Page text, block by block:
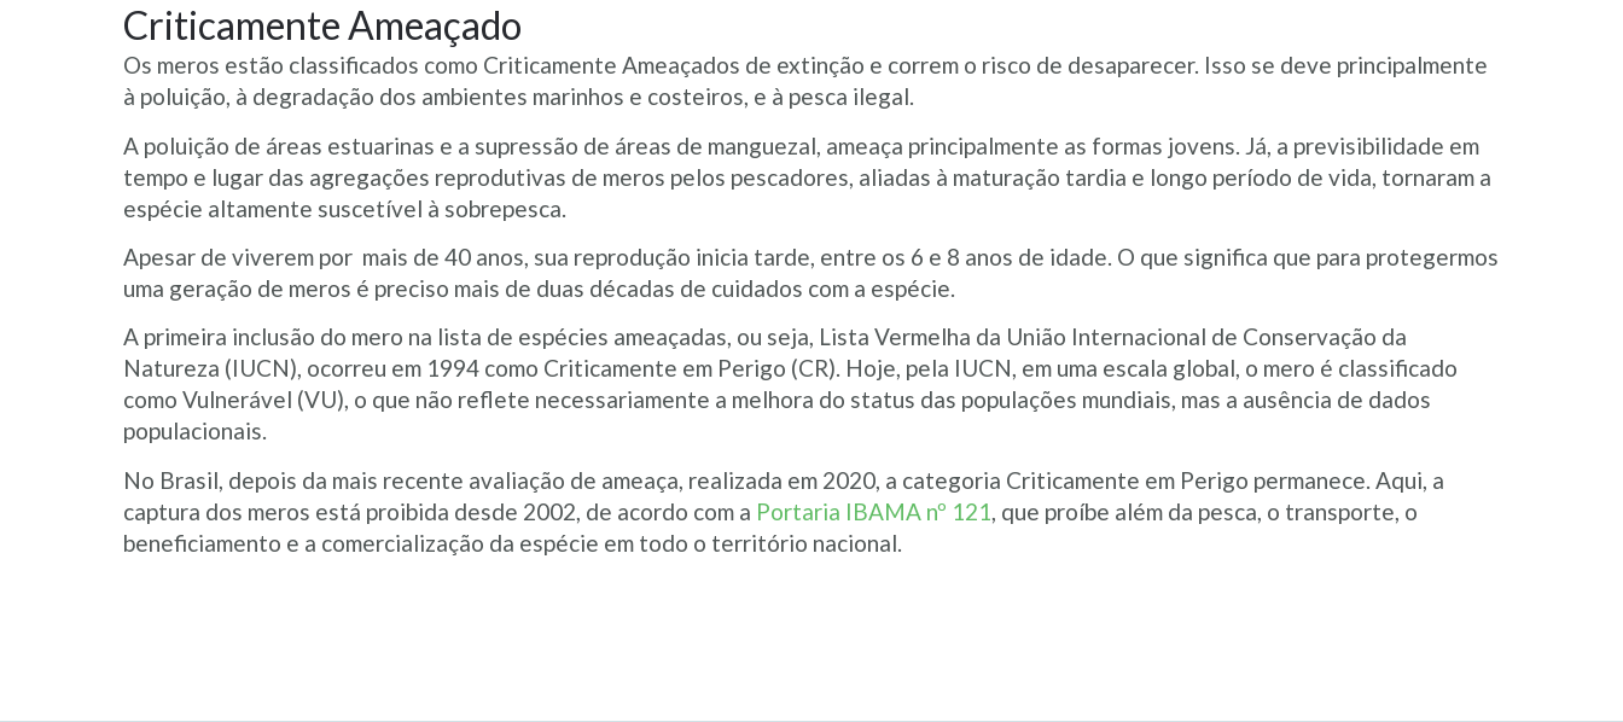
Criticamente Ameaçado
Os meros estão classificados como Criticamente Ameaçados de extinção e correm o risco de desaparecer. Isso se deve principalmente
à poluição, à degradação dos ambientes marinhos e costeiros, e à pesca ilegal.
A poluição de áreas estuarinas e a supressão de áreas de manguezal, ameaça principalmente as formas jovens. Já, a previsibilidade em
tempo e lugar das agregações reprodutivas de meros pelos pescadores, aliadas à maturação tardia e longo período de vida, tornaram a
espécie altamente suscetível à sobrepesca.
Apesar de viverem por mais de 40 anos, sua reprodução inicia tarde, entre os 6 e 8 anos de idade. O que significa que para protegermos
uma geração de meros é preciso mais de duas décadas de cuidados com a espécie.
A primeira inclusão do mero na lista de espécies ameaçadas, ou seja, Lista Vermelha da União Internacional de Conservação da
Natureza (IUCN), ocorreu em 1994 como Criticamente em Perigo (CR). Hoje, pela IUCN, em uma escala global, o mero é classificado
como Vulnerável (VU), o que não reflete necessariamente a melhora do status das populações mundiais, mas a ausência de dados
populacionais.
No Brasil, depois da mais recente avaliação de ameaça, realizada em 2020, a categoria Criticamente em Perigo permanece. Aqui, a
captura dos meros está proibida desde 2002, de acordo com a Portaria IBAMA nº 121, que proíbe além da pesca, o transporte, o
beneficiamento e a comercialização da espécie em todo o território nacional.